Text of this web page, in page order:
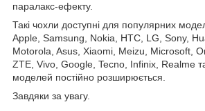
паралакс-ефекту.
Такі чохли доступні для популярних
Apple, Samsung, Nokia, HTC, LG, Sony,
Motorola, Asus, Xiaomi, Meizu, Microsoft,
ZTE, Vivo, Google, Tecno, Infinix, Realme
моделей постійно розширюється.
Завдяки за увагу.